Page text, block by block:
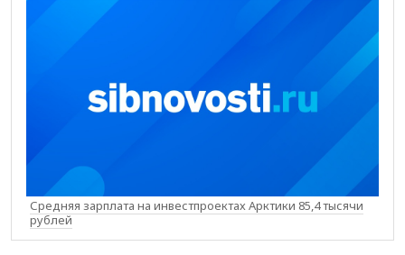
Средняя зарплата на инвестпроектах Арктики 85,4 тысячи
рублей